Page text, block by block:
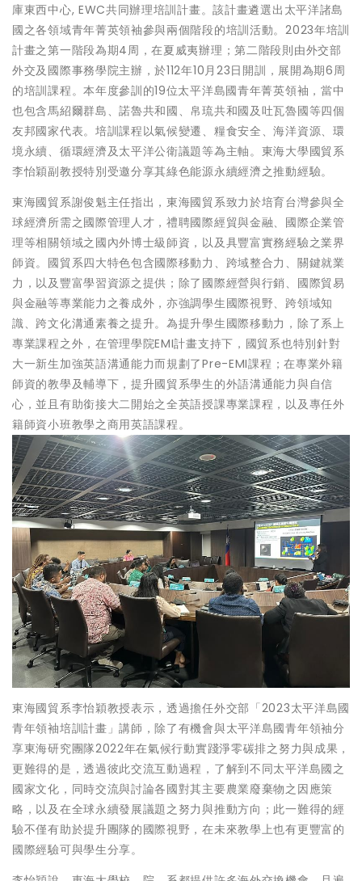
庫東西中心, EWC共同辦理培訓計畫。該計畫遴選出太平洋諸島
國之各領域青年菁英領袖參與兩個階段的培訓活動。2023年培訓
計畫之第一階段為期4周，在夏威夷辦理；第二階段則由外交部
外交及國際事務學院主辦，於112年10月23日開訓，展開為期6周
的培訓課程。本年度參訓的19位太平洋島國青年菁英領袖，當中
也包含馬紹爾群島、諾魯共和國、帛琉共和國及吐瓦魯國等四個
友邦國家代表。培訓課程以氣候變遷、糧食安全、海洋資源、環
境永續、循環經濟及太平洋公衛議題等為主軸。東海大學國貿系
李怡穎副教授特別受邀分享其綠色能源永續經濟之推動經驗。
東海國貿系謝俊魁主任指出，東海國貿系致力於培育台灣參與全
球經濟所需之國際管理人才，禮聘國際經貿與金融、國際企業管
理等相關領域之國內外博士級師資，以及具豐富實務經驗之業界
師資。國貿系四大特色包含國際移動力、跨域整合力、關鍵就業
力，以及豐富學習資源之提供；除了國際經營與行銷、國際貿易
與金融等專業能力之養成外，亦強調學生國際視野、跨領域知
識、跨文化溝通素養之提升。為提升學生國際移動力，除了系上
專業課程之外，在管理學院EMI計畫支持下，國貿系也特別針對
大一新生加強英語溝通能力而規劃了Pre-EMI課程；在專業外籍
師資的教學及輔導下，提升國貿系學生的外語溝通能力與自信
心，並且有助銜接大二開始之全英語授課專業課程，以及專任外
籍師資小班教學之商用英語課程。
東海國貿系李怡穎教授表示，透過擔任外交部「2023太平洋島國
青年領袖培訓計畫」講師，除了有機會與太平洋島國青年領袖分
享東海研究團隊2022年在氣候行動實踐淨零碳排之努力與成果，
更難得的是，透過彼此交流互動過程，了解到不同太平洋島國之
國家文化，同時交流與討論各國對其主要農業廢棄物之因應策
略，以及在全球永續發展議題之努力與推動方向；此一難得的經
驗不僅有助於提升團隊的國際視野，在未來教學上也有更豐富的
國際經驗可與學生分享。